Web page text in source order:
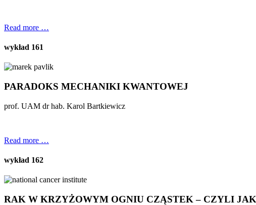
Read more …
wykład 161
PARADOKS MECHANIKI KWANTOWEJ
prof. UAM dr hab. Karol Bartkiewicz
Read more …
wykład 162
RAK W KRZYŻOWYM OGNIU CZĄSTEK – CZYLI